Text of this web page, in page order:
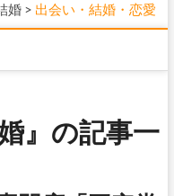
婚 > 出会い・結婚・恋愛
』の記事一